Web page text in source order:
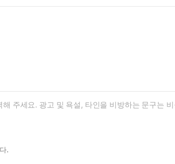
는 사실은, 그가 잠시 머물렀다 떠나간 이 창백한
, 직접 들은 사람의 목소리로 지도를 그리는 법은.
인 고양이가 되기로 했던 것 같다. 더 오래 함께 앉
두지 않는다. 너는 스스로도 계속 살아 있었다. 사
.